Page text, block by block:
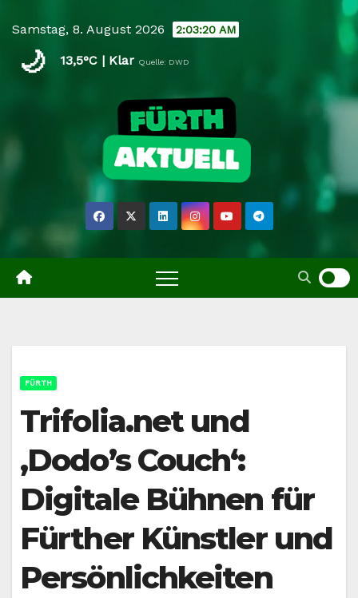
content
Samstag, 8. August 2026 2:03:21 AM
🌙 13,5°C | Klar Quelle: DWD
FÜRTH
Trifolia.net und
‚Dodo’s Couch‘:
Digitale Bühnen für
Fürther Künstler und
Persönlichkeiten